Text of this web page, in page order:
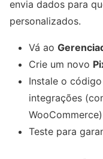
envia dados para
personalizados.
Vá ao
Crie um novo
Instale o
integrações
Teste para